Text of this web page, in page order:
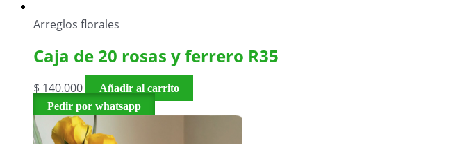
Arreglos florales
Caja de 20 rosas y ferrero R35
$ 140.000
Añadir al carrito
Pedir por whatsapp